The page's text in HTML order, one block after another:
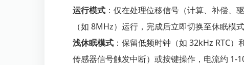
运行模式 ：仅在处理位移信号（计算、补偿、
（如 8MHz）运行，完成后立即切换至休眠模式
浅休眠模式 ：保留低频时钟（如 32kHz RTC
传感器信号触发中断）或按键操作，电流约 1-